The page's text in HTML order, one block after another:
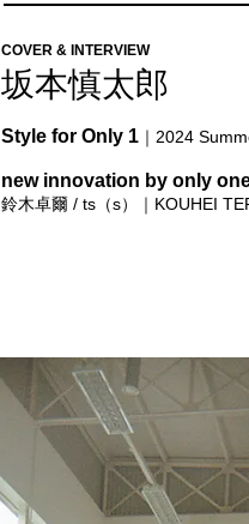
COVER & INTERVIEW
坂本慎太郎
Style for Only 1 ｜2024
new innovation by only
鈴木卓爾 / ts（s）｜KOUHEI